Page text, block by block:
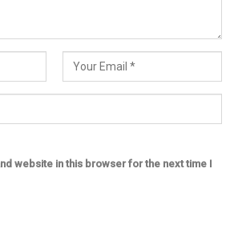
website in this browser for the next time I